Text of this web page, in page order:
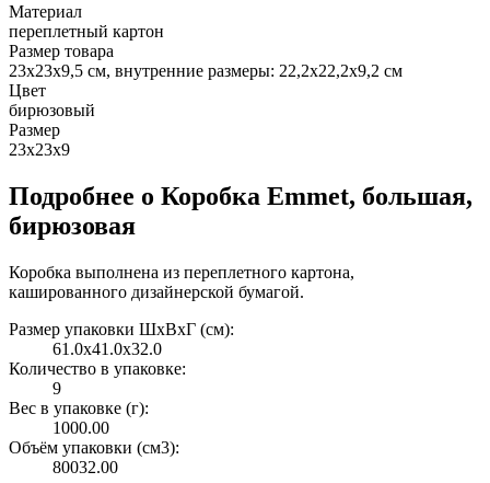
Материал
переплетный картон
Размер товара
23х23х9,5 см, внутренние размеры: 22,2х22,2х9,2 см
Цвет
бирюзовый
Размер
23х23х9
Подробнее о Коробка Emmet, большая,
бирюзовая
Коробка выполнена из переплетного картона,
кашированного дизайнерской бумагой.
Размер упаковки ШxВxГ (см):
61.0x41.0x32.0
Количество в упаковке:
9
Вес в упаковке (г):
1000.00
Объём упаковки (см3):
80032.00